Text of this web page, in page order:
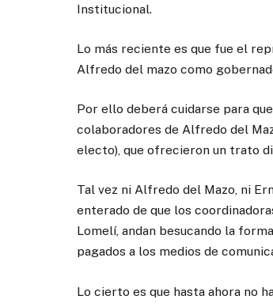
Institucional.
Lo más reciente es que fue el
Alfredo del mazo como
Por ello deberá cuidarse para
colaboradores de Alfredo del
electo), que ofrecieron un trato
Tal vez ni Alfredo del Mazo, ni
enterado de que los
Lomelí, andan besucando la
pagados a los medios de
Lo cierto es que hasta ahora no